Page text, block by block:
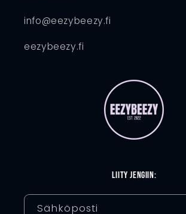
info@eezybeezy.fi
eezybeezy.fi
Liity jengiin:
Sähköposti